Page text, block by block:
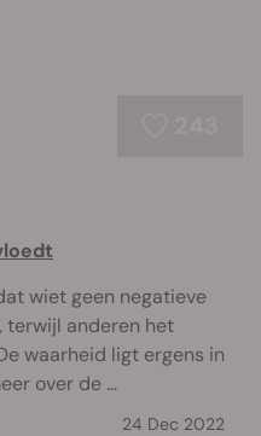
wiet geen negatieve
terwijl anderen het
waarheid ligt ergens in
over de ...
24 Dec 2022